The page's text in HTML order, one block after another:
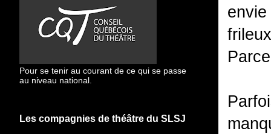
Pour se tenir au courant de ce qui se passe
au niveau national.
Les compagnies de théâtre du SLSJ